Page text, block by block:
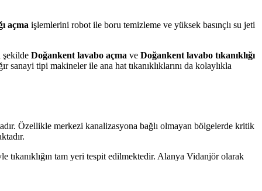
açma işlemlerini robot ile boru temizleme ve yüksek basınçlı su jeti
şekilde Doğankent lavabo açma ve Doğankent lavabo tıkanıklığı
sanayi tipi makineler ile ana hat tıkanıklıklarını da kolaylıkla
Özellikle merkezi kanalizasyona bağlı olmayan bölgelerde kritik
tıkanıklığın tam yeri tespit edilmektedir. Alanya Vidanjör olarak